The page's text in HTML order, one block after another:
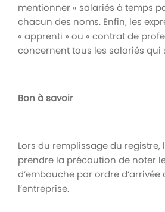
mentionner « salariés à temps
chacun des noms. Enfin, les
« apprenti » ou « contrat de
concernent tous les salariés qui
Bon à savoir
Lors du remplissage du registre,
prendre la précaution de noter
d’embauche par ordre d’arrivée
l’entreprise.